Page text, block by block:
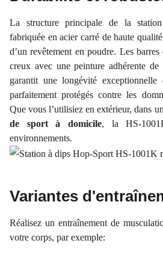
La structure principale de la
fabriquée en acier carré de haute
d’un revêtement en poudre. Les
creux avec une peinture adhérente
garantit une longévité exceptionnelle
parfaitement protégés contre les
Que vous l’utilisiez en extérieur, dans
de sport à domicile, la HS-
environnements.
Variantes
Réalisez un entraînement de
votre corps, par exemple: